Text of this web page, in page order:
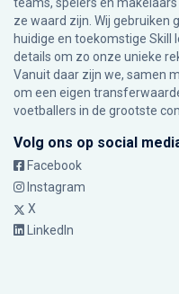
ze waard zijn. Wij gebruiken
huidige en toekomstige Skill
details om zo onze unieke
Vanuit daar zijn we, samen
om een eigen
voetballers in de grootste
Volg ons op social
Facebook
Instagram
X
LinkedIn